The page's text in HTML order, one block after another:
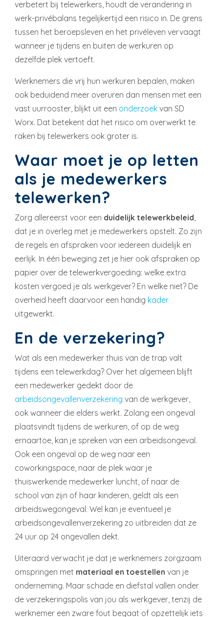
verbetert bij telewerkers, houdt de verandering in
werk-privébalans tegelijkertijd een risico in. De grens
tussen het beroepsleven en het privéleven vervaagt
wanneer je tijdens en buiten de werkuren op
dezelfde plek vertoeft.
Werknemers die vrij hun werkuren bepalen, maken
ook beduidend meer overuren dan mensen met een
vast uurrooster, blijkt uit een onderzoek van SD
Worx. Dat betekent dat het risico om overwerkt te
raken bij telewerkers ook groter is.
Waar moet je op letten
als je medewerkers
telewerken?
Zorg allereerst voor een duidelijk telewerkbeleid
dat je in overleg met je medewerkers opstelt. Zo zijn
de regels en afspraken voor iedereen duidelijk en
eerlijk. In één beweging zet je hier ook afspraken op
papier over de telewerkvergoeding: welke extra
kosten vergoed je als werkgever? En welke niet? De
overheid heeft daarvoor een handig kader
uitgewerkt.
En de verzekering?
Wat als een medewerker thuis van de trap valt
tijdens een telewerkdag? Over het algemeen blijft
een medewerker gedekt door de
arbeidsongevallenverzekering van de werkgever,
ook wanneer die elders werkt. Zolang een ongeval
plaatsvindt tijdens de werkuren, of op de weg
ernaartoe, kan je spreken van een arbeidsongeval.
Ook een ongeval op de weg naar een
coworkingspace, naar de plek waar je
thuiswerkende medewerker luncht, of naar de
school van zijn of haar kinderen, geldt als een
arbeidswegongeval. Wel kan je eventueel je
arbeidsongevallenverzekering zo uitbreiden dat ze
24 uur op 24 ongevallen dekt.
Uiteraard verwacht je dat je werknemers zorgzaam
omspringen met materiaal en toestellen van je
onderneming. Maar schade en diefstal vallen onder
de verzekeringspolis van jou als werkgever, tenzij de
werknemer een zware fout begaat of opzettelijk iets